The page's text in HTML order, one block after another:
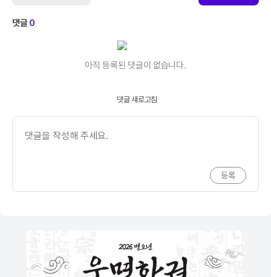
댓글0
아직 등록된 댓글이 없습니다.
댓글 새로고침